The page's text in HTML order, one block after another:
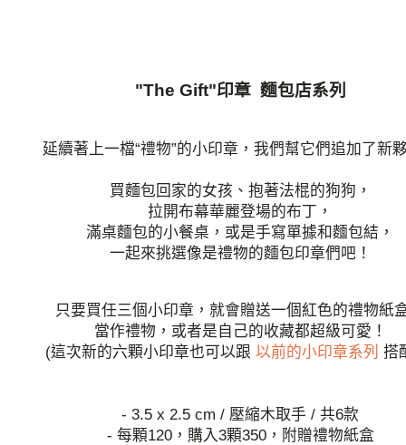
"The Gift"印章 麵包店系列
延續著上一檔“禮物”的小印章，我們幫它們追加了新
買麵包回家的女孩、抱著法棍的狗狗，
拉開布幕華麗登場的布丁，
滿桌麵包的小餐桌，或是手寫單據和麵包結，
一起來挑選像是禮物的麵包印章們吧！
只要買任三個小印章，就會贈送一個紅色的禮物紙
當作禮物，或者是自己的收藏都超級可愛！
(這次新的六顆小印章也可以跟 以前的小印章系列 搭
- 3.5 x 2.5 cm / 壓縮木取手 / 共6款
- 每顆120，購入3顆350，附贈禮物紙盒